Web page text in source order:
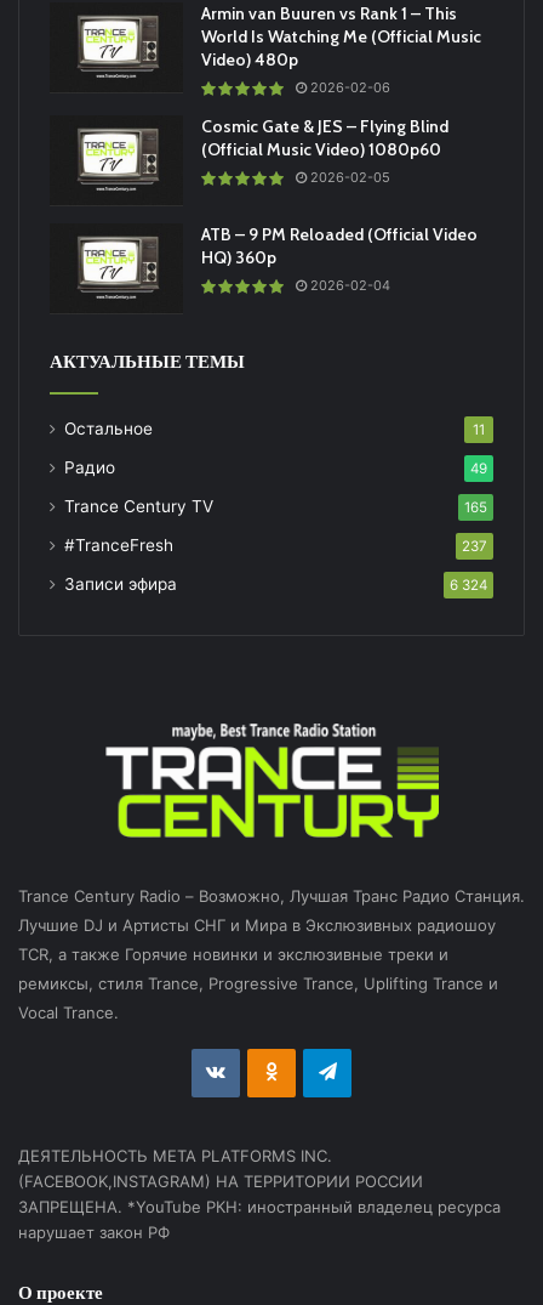
Armin van Buuren vs Rank 1 – This
World Is Watching Me (Official Music
Video) 480p
2026-02-06
Cosmic Gate & JES – Flying Blind
(Official Music Video) 1080p60
2026-02-05
ATB – 9 PM Reloaded (Official Video
HQ) 360p
2026-02-04
АКТУАЛЬНЫЕ ТЕМЫ
Остальное 11
Радио 49
Trance Century TV 165
#TranceFresh 237
Записи эфира 6 324
Trance Century Radio – Возможно, Лучшая Транс Радио Станция.
Лучшие DJ и Артисты СНГ и Мира в Экслюзивных радиошоу
TCR, а также Горячие новинки и экслюзивные треки и
ремиксы, стиля Trance, Progressive Trance, Uplifting Trance и
Vocal Trance.
vk.com Odnoklassniki
Telegram
ДЕЯТЕЛЬНОСТЬ МЕТА PLATFORMS INC.
(FACEBOOK,INSTAGRAM) НА ТЕРРИТОРИИ РОССИИ
ЗАПРЕЩЕНА. *YouTube РКН: иностранный владелец ресурса
нарушает закон РФ
О проекте